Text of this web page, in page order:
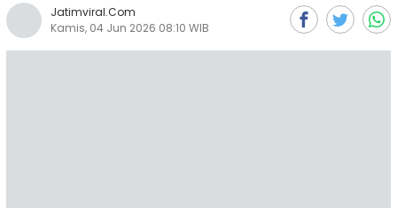
Jatimviral.com
Kamis, 04 Jun 2026 08:10 WIB